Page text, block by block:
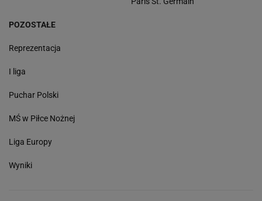
POZOSTAŁE
Reprezentacja
I liga
Puchar Polski
MŚ w Piłce Nożnej
Liga Europy
Wyniki